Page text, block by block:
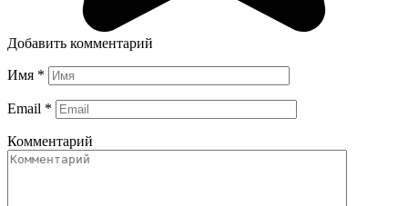
Добавить комментарий
Имя *
Email *
Комментарий